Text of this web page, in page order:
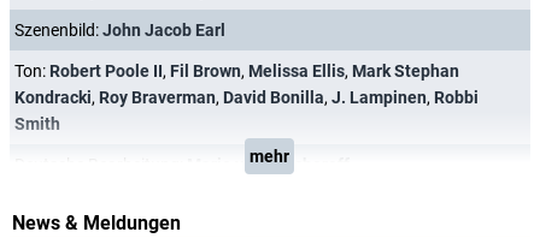
Szenenbild:John Jacob Earl
Ton: Robert Poole II, Fil Brown, Melissa Ellis, Mark Stephan
Kondracki, Roy Braverman, David Bonilla, J. Lampinen, Robbi
Smith
Mario von Jascheroff
mehr
News & Meldungen